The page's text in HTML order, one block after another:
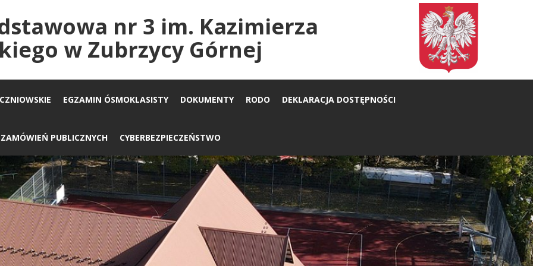
nr 3 im. Kazimierza
w Zubrzycy Górnej
EGZAMIN ÓSMOKLASISTY DOKUMENTY RODO DEKLARACJA DOSTĘPNOŚCI
PUBLICZNYCH CYBERBEZPIECZEŃSTWO